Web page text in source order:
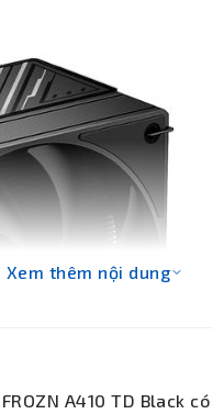
Xem thêm nội dung
A410 TD Black